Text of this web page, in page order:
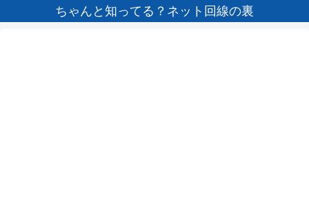
ちゃんと知ってる？ネット回線の裏